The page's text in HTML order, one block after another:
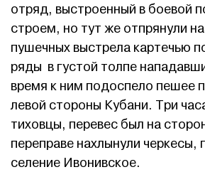
отряд, выстроенный в боевой
строем, но тут же отпрянули
пушечных выстрела картечью
ряды в густой толпе
время к ним подоспело пешее
левой стороны Кубани. Три
тиховцы, перевес был на
переправе нахлынули черкесы,
селение Ивонивское.